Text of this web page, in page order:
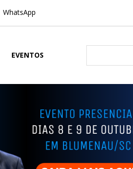
WhatsApp
EVENTOS